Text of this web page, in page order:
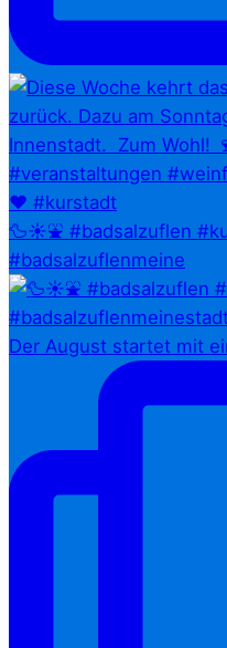
🦆☀️⛲ #badsalzuflen
#badsalzuflenmeine
Der August startet mit